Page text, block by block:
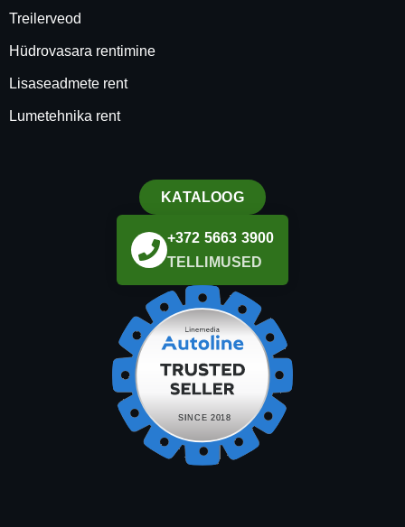
Treilerveod
Hüdrovasara rentimine
Lisaseadmete rent
Lumetehnika rent
KATALOOG
+372 5663 3900
TELLIMUSED